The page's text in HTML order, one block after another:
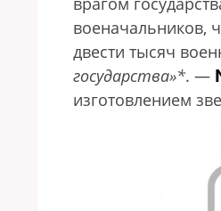
военачальников,
двести тысяч
государства»*. —
изготовлением